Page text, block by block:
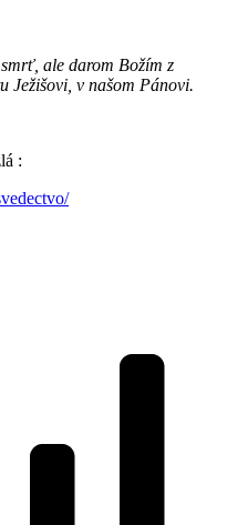
ale darom Božím z
Ježišovi, v našom Pánovi.
: